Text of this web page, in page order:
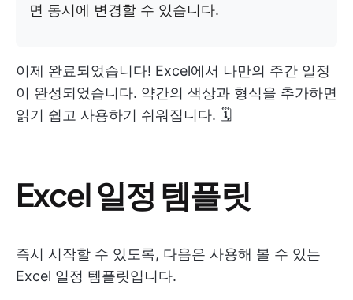
면 동시에 변경할 수 있습니다.
이제 완료되었습니다! Excel에서 나만의 주간 일정
이 완성되었습니다. 약간의 색상과 형식을 추가하면
읽기 쉽고 사용하기 쉬워집니다. 🗓️
Excel 일정 템플릿
즉시 시작할 수 있도록, 다음은 사용해 볼 수 있는
Excel 일정 템플릿입니다.